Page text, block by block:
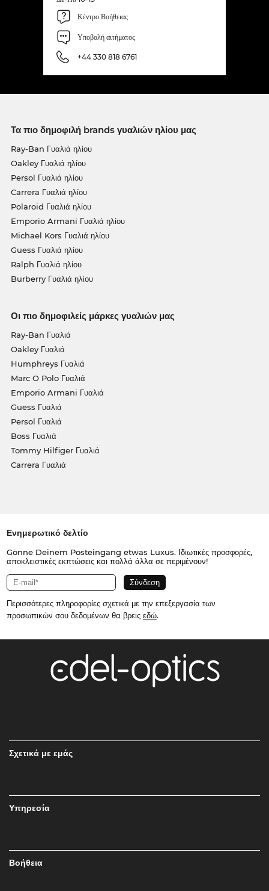
Κέντρο Βοήθειας
Υποβολή αιτήματος
+44 330 818 6761
Τα πιο δημοφιλή brands γυαλιών ηλίου μας
Ray-Ban Γυαλιά ηλίου
Oakley Γυαλιά ηλίου
Persol Γυαλιά ηλίου
Carrera Γυαλιά ηλίου
Polaroid Γυαλιά ηλίου
Emporio Armani Γυαλιά ηλίου
Michael Kors Γυαλιά ηλίου
Guess Γυαλιά ηλίου
Ralph Γυαλιά ηλίου
Burberry Γυαλιά ηλίου
Οι πιο δημοφιλείς μάρκες γυαλιών μας
Ray-Ban Γυαλιά
Oakley Γυαλιά
Humphreys Γυαλιά
Marc O Polo Γυαλιά
Emporio Armani Γυαλιά
Guess Γυαλιά
Persol Γυαλιά
Boss Γυαλιά
Tommy Hilfiger Γυαλιά
Carrera Γυαλιά
Ενημερωτικό δελτίο
Gönne Deinem Posteingang etwas Luxus. Ιδιωτικές προσφορές,
αποκλειστικές εκπτώσεις και πολλά άλλα σε περιμένουν!
Περισσότερες πληροφορίες σχετικά με την επεξεργασία των
προσωπικών σου δεδομένων θα βρεις εδώ.
Σχετικά με εμάς
Υπηρεσία
Βοήθεια